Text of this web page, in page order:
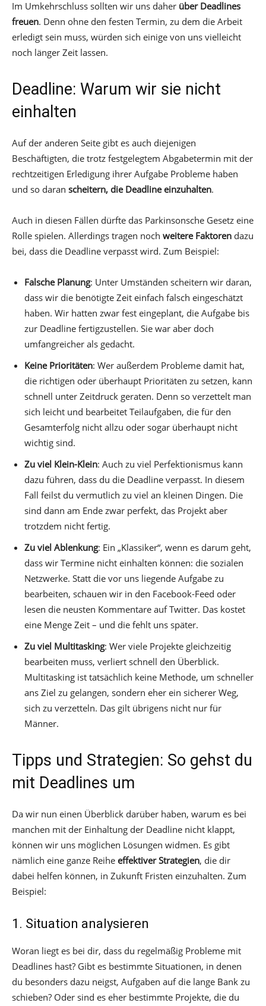
Im Umkehrschluss sollten wir uns daher über Deadlines
freuen. Denn ohne den festen Termin, zu dem die Arbeit
erledigt sein muss, würden sich einige von uns vielleicht
noch länger Zeit lassen.
Deadline: Warum wir sie nicht
einhalten
Auf der anderen Seite gibt es auch diejenigen
Beschäftigten, die trotz festgelegtem Abgabetermin mit der
rechtzeitigen Erledigung ihrer Aufgabe Probleme haben
und so daran scheitern, die Deadline einzuhalten.
Auch in diesen Fällen dürfte das Parkinsonsche Gesetz eine
Rolle spielen. Allerdings tragen noch weitere Faktoren dazu
bei, dass die Deadline verpasst wird. Zum Beispiel:
Falsche Planung: Unter Umständen scheitern wir daran,
dass wir die benötigte Zeit einfach falsch eingeschätzt
haben. Wir hatten zwar fest eingeplant, die Aufgabe bis
zur Deadline fertigzustellen. Sie war aber doch
umfangreicher als gedacht.
Keine Prioritäten: Wer außerdem Probleme damit hat,
die richtigen oder überhaupt Prioritäten zu setzen, kann
schnell unter Zeitdruck geraten. Denn so verzettelt man
sich leicht und bearbeitet Teilaufgaben, die für den
Gesamterfolg nicht allzu oder sogar überhaupt nicht
wichtig sind.
Zu viel Klein-Klein: Auch zu viel Perfektionismus kann
dazu führen, dass du die Deadline verpasst. In diesem
Fall feilst du vermutlich zu viel an kleinen Dingen. Die
sind dann am Ende zwar perfekt, das Projekt aber
trotzdem nicht fertig.
Zu viel Ablenkung: Ein „Klassiker“, wenn es darum geht,
dass wir Termine nicht einhalten können: die sozialen
Netzwerke. Statt die vor uns liegende Aufgabe zu
bearbeiten, schauen wir in den Facebook-Feed oder
lesen die neusten Kommentare auf Twitter. Das kostet
eine Menge Zeit – und die fehlt uns später.
Zu viel Multitasking: Wer viele Projekte gleichzeitig
bearbeiten muss, verliert schnell den Überblick.
Multitasking ist tatsächlich keine Methode, um schneller
ans Ziel zu gelangen, sondern eher ein sicherer Weg,
sich zu verzetteln. Das gilt übrigens nicht nur für
Männer.
Tipps und Strategien: So gehst du
mit Deadlines um
Da wir nun einen Überblick darüber haben, warum es bei
manchen mit der Einhaltung der Deadline nicht klappt,
können wir uns möglichen Lösungen widmen. Es gibt
nämlich eine ganze Reihe effektiver Strategien, die dir
dabei helfen können, in Zukunft Fristen einzuhalten. Zum
Beispiel:
1. Situation analysieren
Woran liegt es bei dir, dass du regelmäßig Probleme mit
Deadlines hast? Gibt es bestimmte Situationen, in denen
du besonders dazu neigst, Aufgaben auf die lange Bank zu
schieben? Oder sind es eher bestimmte Projekte, die du